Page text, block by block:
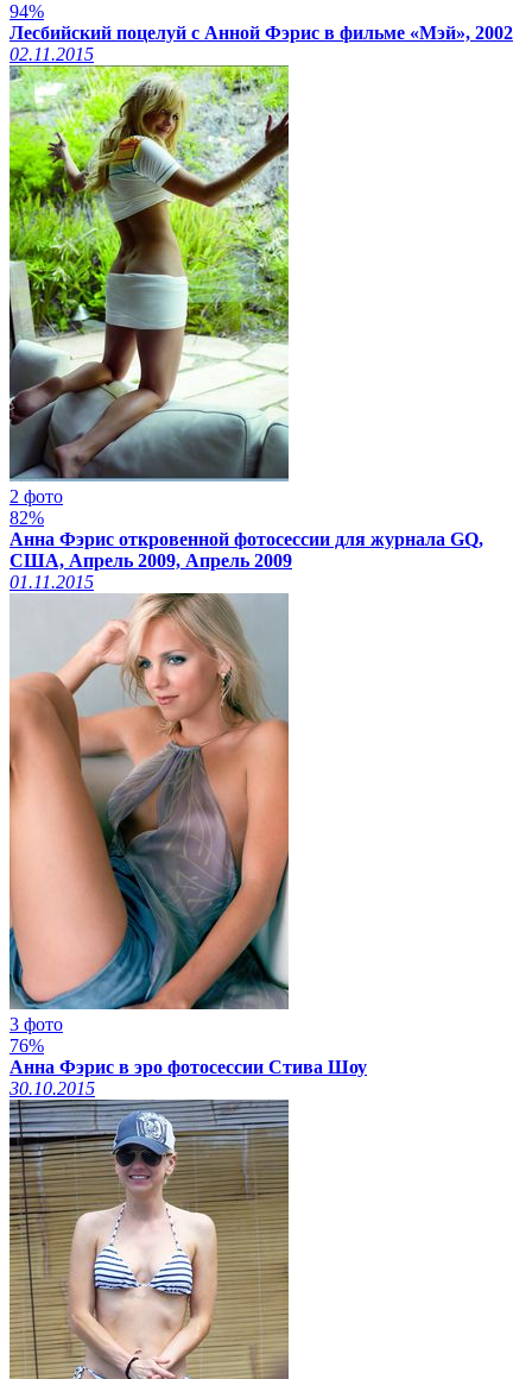
94%
Лесбийский поцелуй с Анной Фэрис в фильме «Мэй», 2002
02.11.2015
2 фото
82%
Анна Фэрис откровенной фотосессии для журнала GQ,
США, Апрель 2009, Апрель 2009
01.11.2015
3 фото
76%
Анна Фэрис в эро фотосессии Стива Шоу
30.10.2015